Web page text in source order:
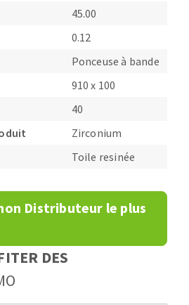
45.00
0.12
Ponceuse à bande
910 x 100
40
Zirconium
Toile resinée
Distributeur le plus
DES